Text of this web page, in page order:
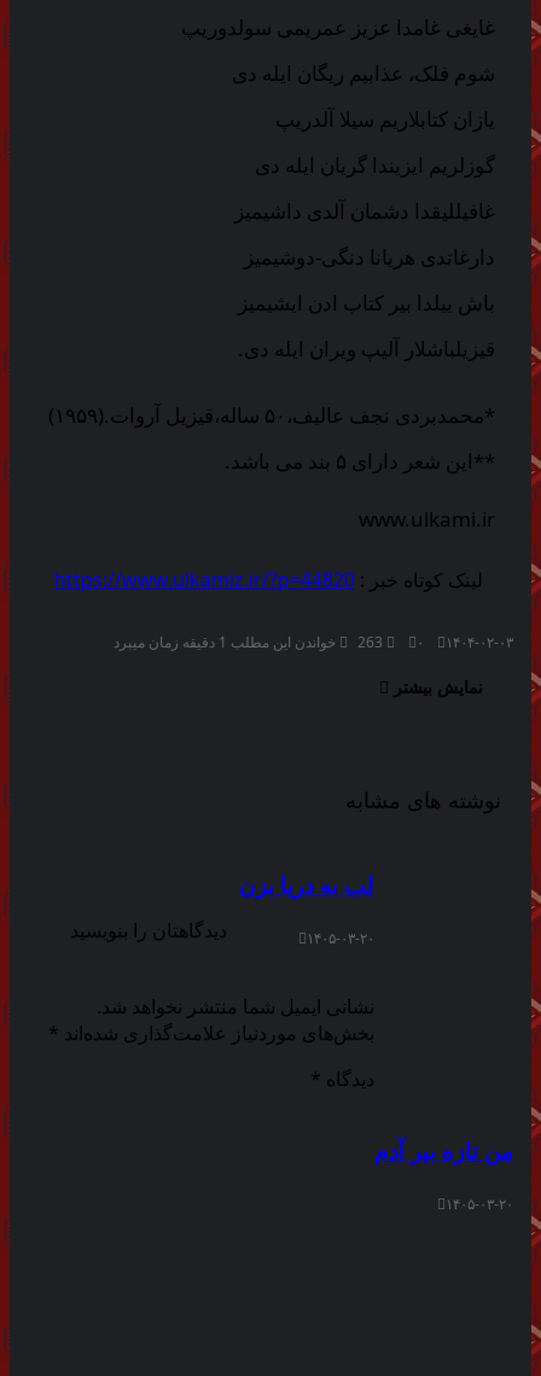
غایغی غامدا عزیز عمریمی سولدوریپ
شوم فلک، عذابیم ریگان ایله دی
یازان کتابلاریم سیلا آلدریپ
گوزلریم ایزیندا گریان ایله دی
غافیللیقدا دشمان آلدی داشیمیز
دارغاتدی هریانا دنگی-دوشیمیز
باش ییلدا بیر کتاب ادن ایشیمیز
قیزیلباشلار آلیپ ویران ایله دی.
*محمدبردی نجف عالیف،۵۰ ساله،قیزیل آروات.(۱۹۵۹)
**این شعر دارای ۵ بند می باشد.
www.ulkami.ir
لینک کوتاه خبر : https://www.ulkamiz.ir/?p=44820
۱۴۰۴-۰۲-۰۳ ۰ 263 خواندن این مطلب 1 دقیقه زمان میبرد
نمایش بیشتر
نوشته های مشابه
من تازه بیر آدم
۱۴۰۵-۰۳-۲۰
لب به دریا بزن
۱۴۰۵-۰۳-۲۰ دیدگاهتان را بنویسید
نشانی ایمیل شما منتشر نخواهد شد.
بخش‌های موردنیاز علامت‌گذاری شده‌اند *
دیدگاه *